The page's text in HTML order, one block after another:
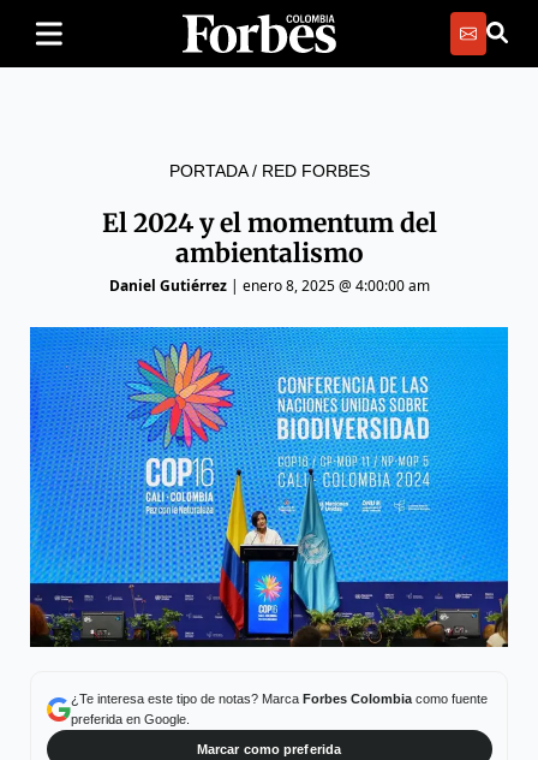
PORTADA/ RED FORBES
El 2024 y el momentum del
ambientalismo
Daniel Gutiérrez| enero 8, 2025 @ 4:00:00 am
¿Te interesa este tipo de notas? Marca Forbes Colombiacomo fuente
preferida en Google.
Marcar como preferida